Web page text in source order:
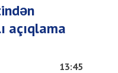
açıqlama
13:45